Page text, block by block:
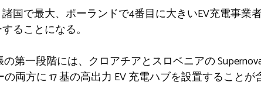
国で最大、ポーランドで4番目に大きいEV充電事業
ることになる。
の第一段階には、クロアチアとスロベニアの
両方に 17 基の高出力 EV 充電ハブを設置することが